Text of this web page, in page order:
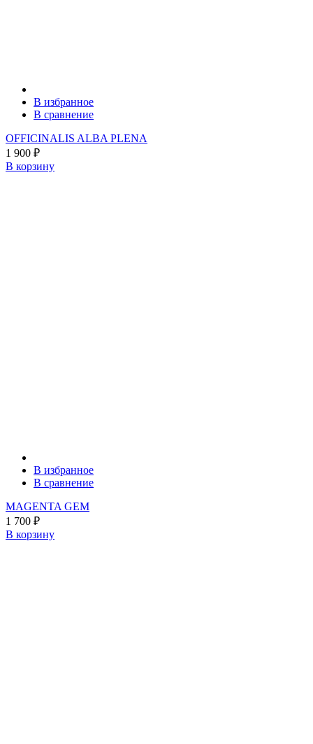
В избранное
В сравнение
OFFICINALIS ALBA PLENA
1 900 ₽
В корзину
В избранное
В сравнение
MAGENTA GEM
1 700 ₽
В корзину